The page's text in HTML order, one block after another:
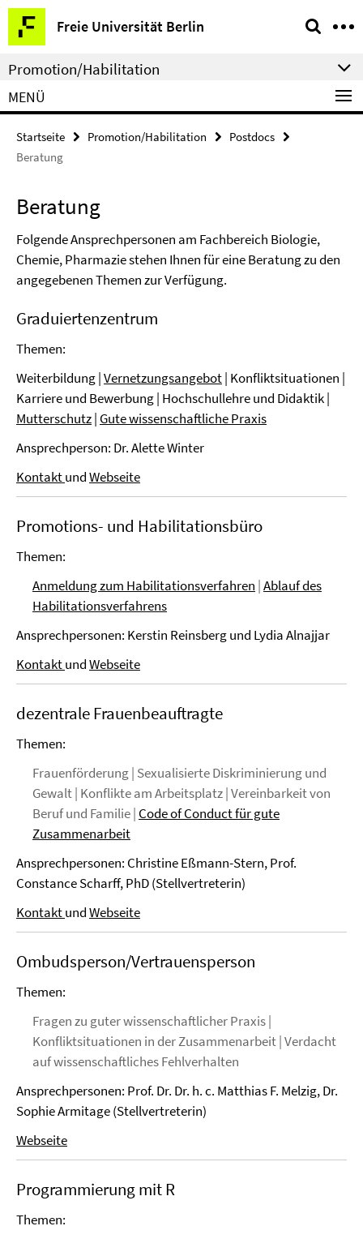
Springe
direkt
zu
Inhalt
Freie Universität Berlin
Service-
Navigation
Promotion/Habilitation
MENÜ
Startseite Promotion/Habilitation
Postdocs
Beratung
Beratung
Folgende Ansprechpersonen am Fachbereich Biologie,
Chemie, Pharmazie stehen Ihnen für eine Beratung zu den
angegebenen Themen zur Verfügung.
Graduiertenzentrum
Themen:
Weiterbildung |Vernetzungsangebot| Konfliktsituationen |
Karriere und Bewerbung | Hochschullehre und Didaktik |
Mutterschutz| Gute wissenschaftliche Praxis
Ansprechperson: Dr. Alette Winter
KontaktundWebseite
Promotions- und Habilitationsbüro
Themen:
Anmeldung zum Habilitationsverfahren |Ablauf des
Habilitationsverfahrens
Ansprechpersonen: Kerstin Reinsberg und Lydia Alnajjar
KontaktundWebseite
dezentrale Frauenbeauftragte
Themen:
Frauenförderung | Sexualisierte Diskriminierung und
Gewalt | Konflikte am Arbeitsplatz | Vereinbarkeit von
Beruf und Familie | Code of Conduct für gute
Zusammenarbeit
Ansprechpersonen: Christine Eßmann-Stern, Prof.
Constance Scharff, PhD (Stellvertreterin)
KontaktundWebseite
Ombudsperson/Vertrauensperson
Themen:
Fragen zu guter wissenschaftlicher Praxis |
Konfliktsituationen in der Zusammenarbeit | Verdacht
auf wissenschaftliches Fehlverhalten
Ansprechpersonen: Prof. Dr. Dr. h. c. Matthias F. Melzig, Dr.
Sophie Armitage (Stellvertreterin)
Webseite
Programmierung mit R
Themen: